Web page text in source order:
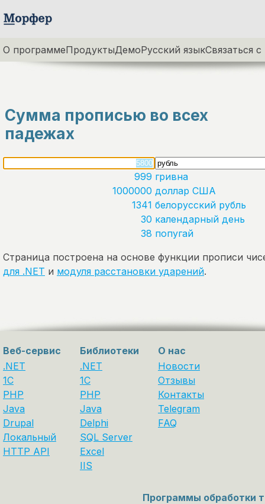
О программеПродуктыДемоРусский языкСвязаться
Сумма прописью во всех
падежах
999 гривна
1000000 доллар США
1341 белорусский рубль
30 календарный день
38 попугай
Страница построена на основе функции прописи
для .NET и модуля расстановки ударений.
Веб-сервис
.NET
1C
PHP
Java
Drupal
Локальный
HTTP API
Библиотеки
.NET
1С
PHP
Java
Delphi
SQL Server
Excel
IIS
О нас
Новости
Отзывы
Контакты
Telegram
FAQ
Программы обработки